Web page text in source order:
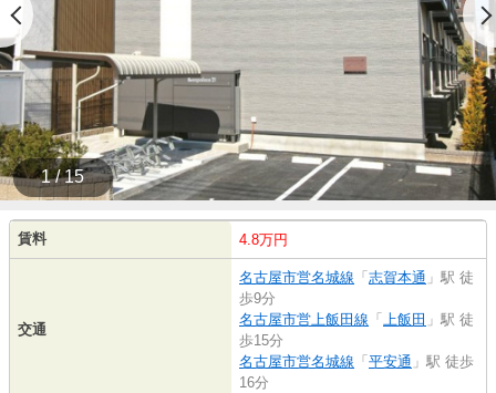
1 / 15
賃料 4.8万円
交通
名古屋市営名城線 「 志賀本通 」駅 徒
歩9分
名古屋市営上飯田線 「 上飯田 」駅 徒
歩15分
名古屋市営名城線 「 平安通 」駅 徒歩
16分